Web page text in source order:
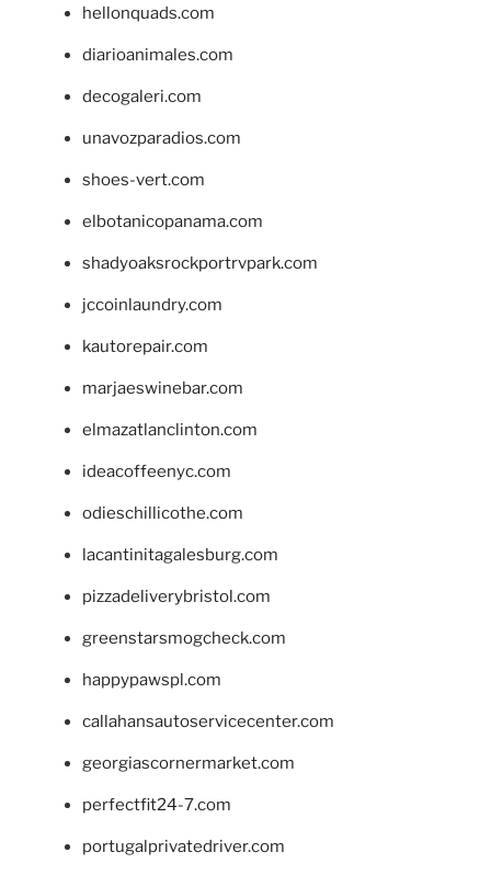
hellonquads.com
diarioanimales.com
decogaleri.com
unavozparadios.com
shoes-vert.com
elbotanicopanama.com
shadyoaksrockportrvpark.com
jccoinlaundry.com
kautorepair.com
marjaeswinebar.com
elmazatlanclinton.com
ideacoffeenyc.com
odieschillicothe.com
lacantinitagalesburg.com
pizzadeliverybristol.com
greenstarsmogcheck.com
happypawspl.com
callahansautoservicecenter.com
georgiascornermarket.com
perfectfit24-7.com
portugalprivatedriver.com